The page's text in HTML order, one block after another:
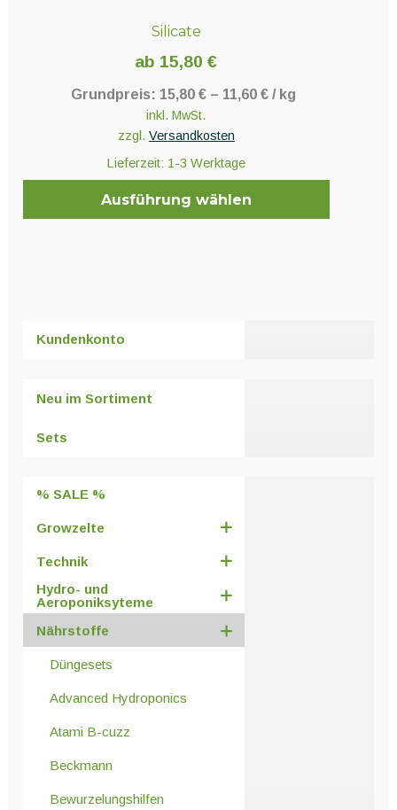
Silicate
ab 15,80€
Grundpreis: 15,80 €– 11,60 €/ kg
inkl. MwSt.
zzgl. Versandkosten
Lieferzeit: 1-3 Werktage
Ausführung wählen
auf.
auf
gewählt
Kundenkonto
Neu im Sortiment
Sets
% SALE %
Growzelte
Technik
Hydro- und
Aeroponiksyteme
Nährstoffe
Düngesets
Advanced Hydroponics
Atami B-cuzz
Beckmann
Bewurzelungshilfen